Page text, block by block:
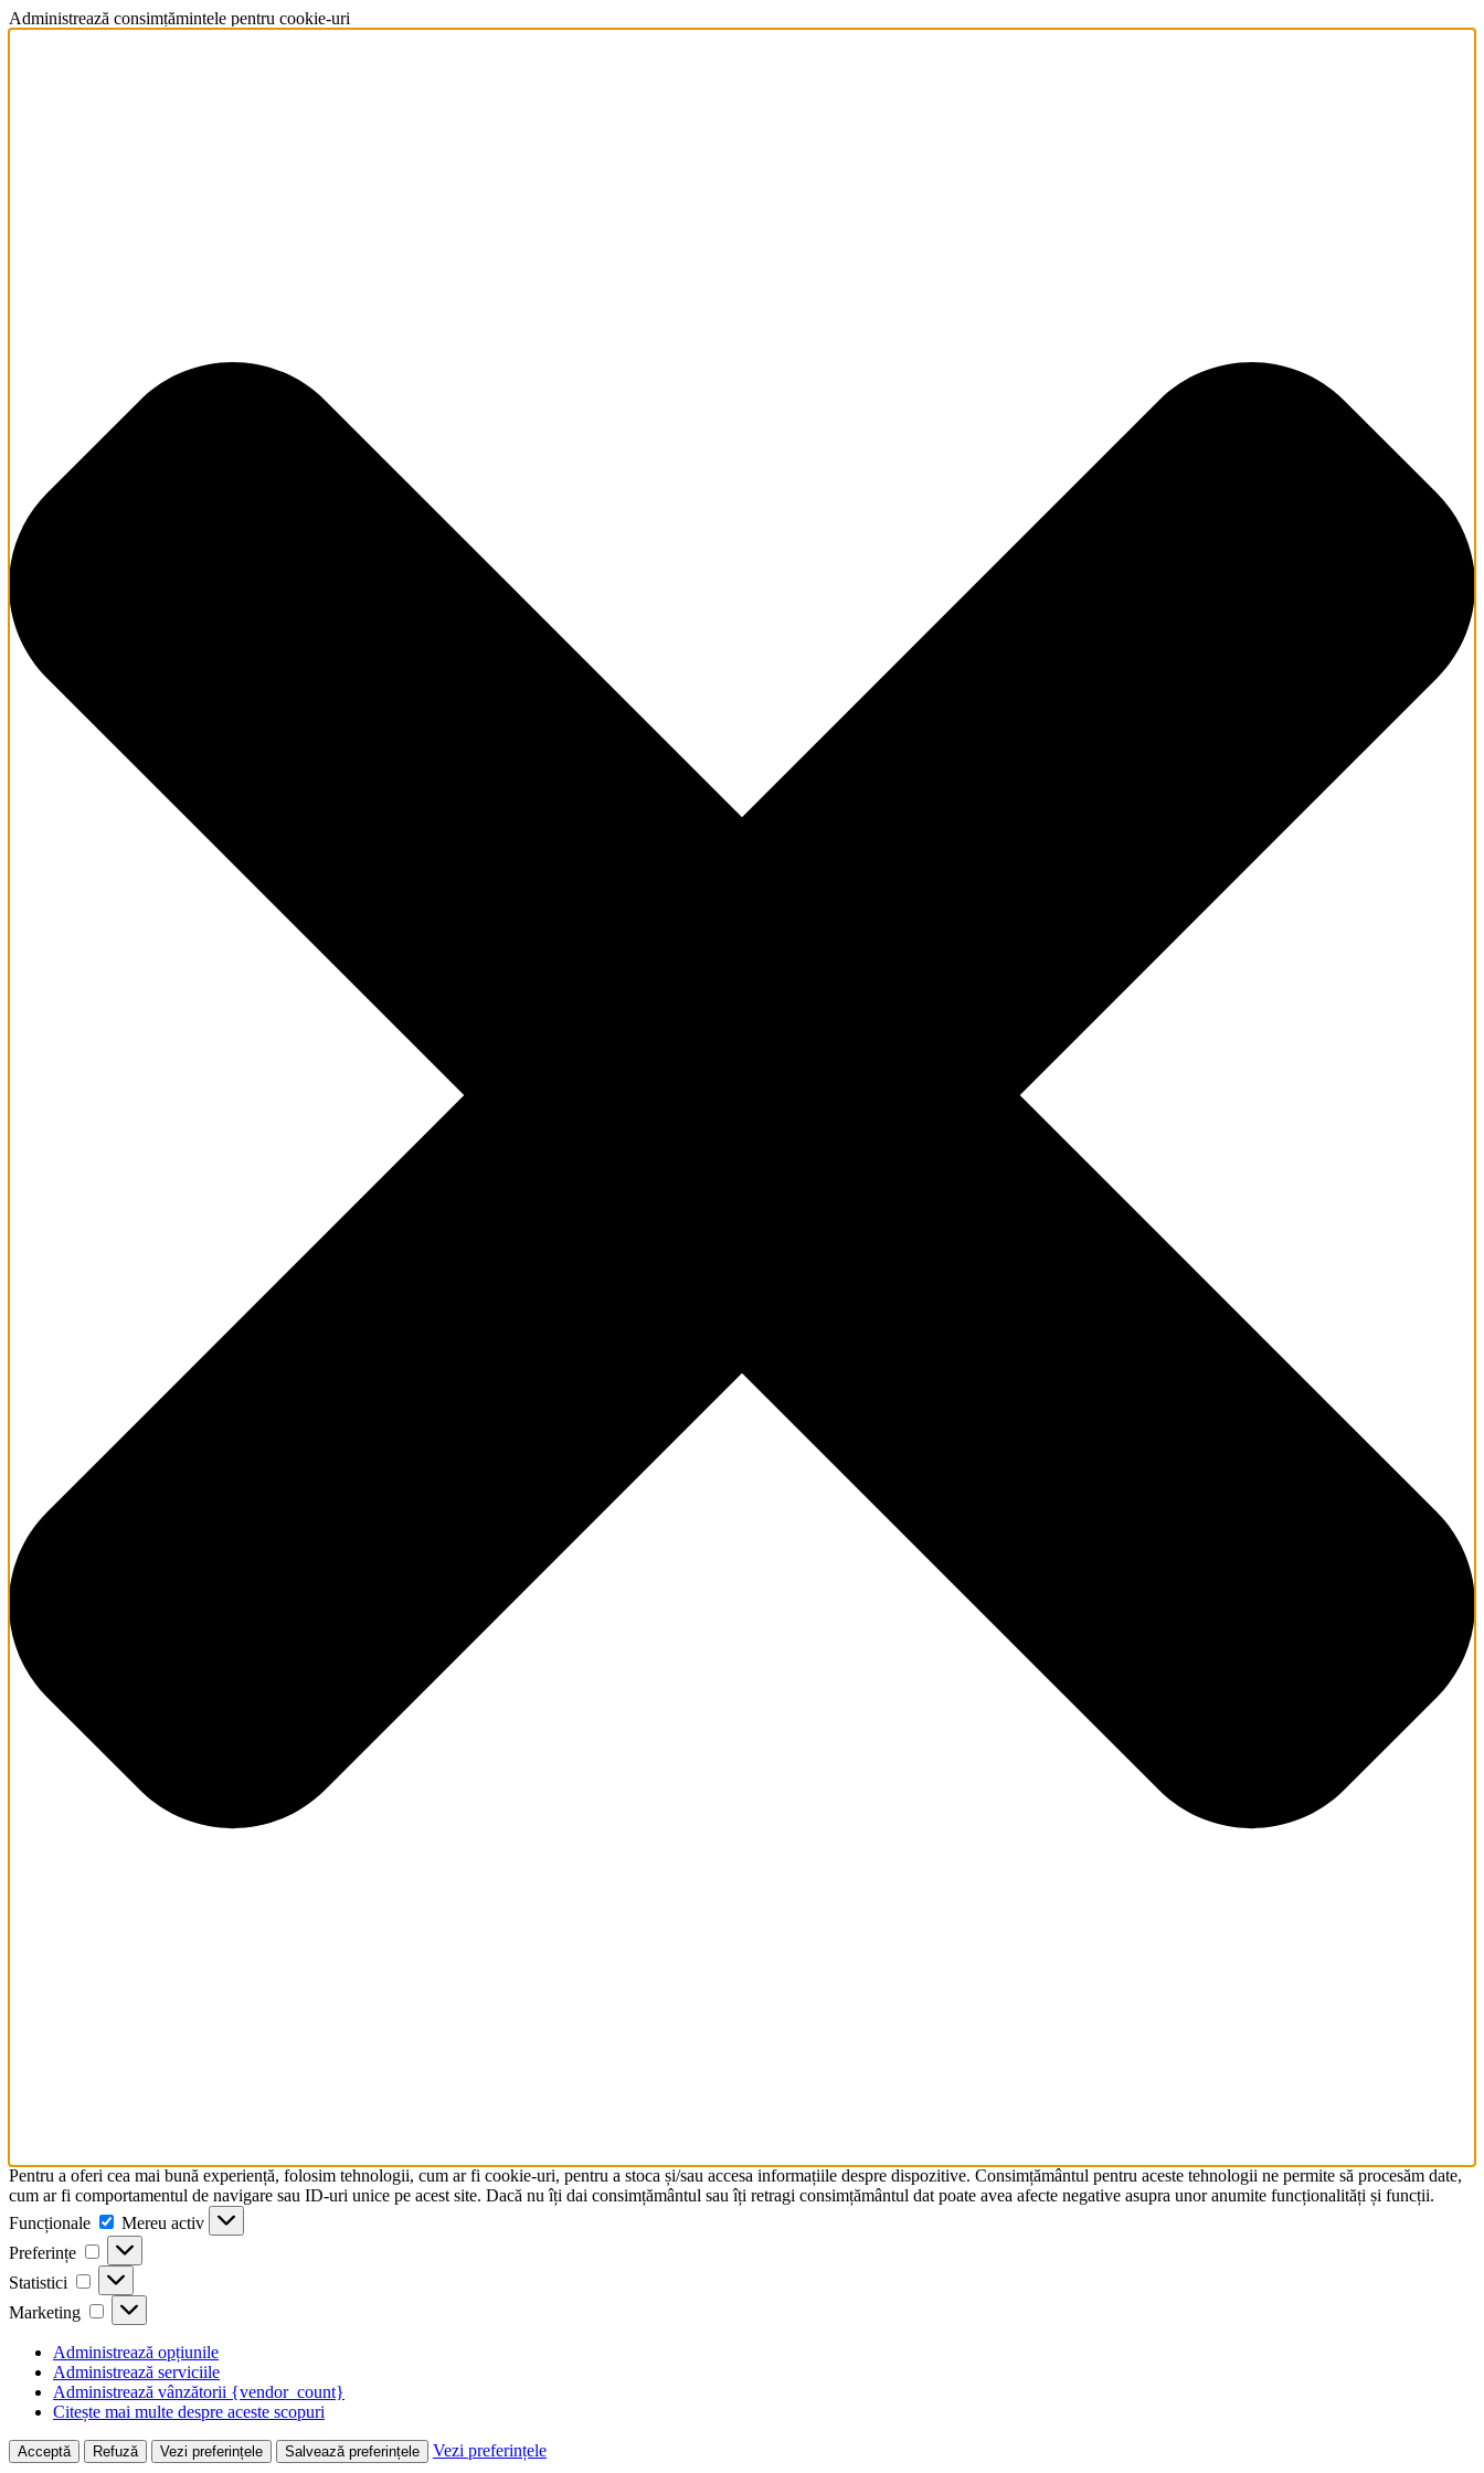
Administrează consimțămintele pentru cookie-uri
Pentru a oferi cea mai bună experiență, folosim tehnologii, cum ar fi cookie-uri, pentru a stoca și/sau accesa informațiile despre dispozitive. Consimțământul pentru aceste tehnologii ne permite să procesăm date,
cum ar fi comportamentul de navigare sau ID-uri unice pe acest site. Dacă nu îți dai consimțământul sau îți retragi consimțământul dat poate avea afecte negative asupra unor anumite funcționalități și funcții.
Funcționale
Funcționale
Mereu activ
Preferințe
Preferințe
Statistici Statistici
Marketing Marketing
Administrează opțiunile
Administrează serviciile
Administrează vânzătorii {vendor_count}
Citește mai multe despre aceste scopuri
Acceptă Refuză Vezi preferințele Salvează preferințele Vezi preferințele